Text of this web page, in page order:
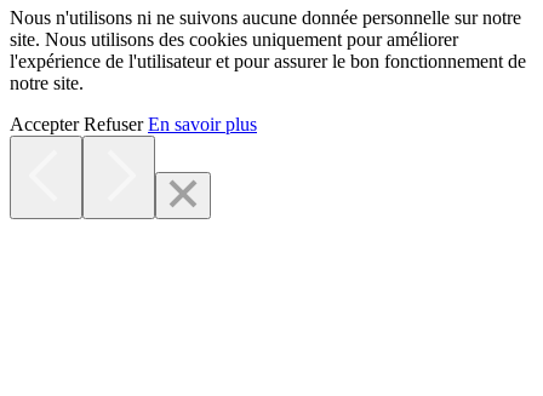
Nous n'utilisons ni ne suivons aucune donnée personnelle sur notre
site. Nous utilisons des cookies uniquement pour améliorer
l'expérience de l'utilisateur et pour assurer le bon fonctionnement de
notre site.
AccepterRefuserEn savoir plus